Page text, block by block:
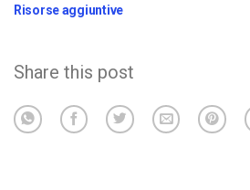
Risorse aggiuntive
Share this post